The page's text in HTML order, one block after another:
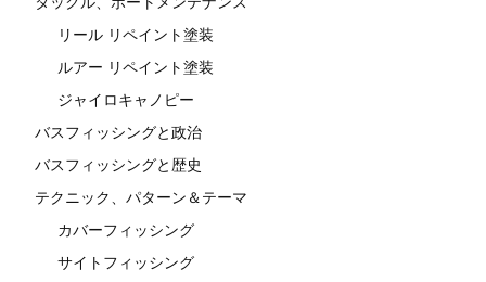
リール リペイント塗装
ルアー リペイント塗装
ジャイロキャノピー
バスフィッシングと政治
バスフィッシングと歴史
テクニック、パターン＆テーマ
カバーフィッシング
サイトフィッシング